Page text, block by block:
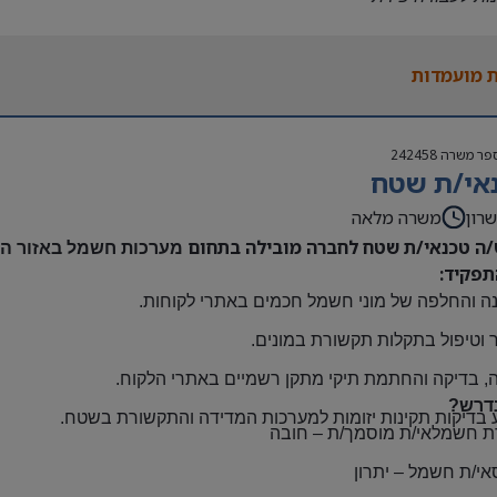
| ימים א-ה | 6:30-15:30
ובונוסים
חברה מהיום הראשון
חדרה
מועמדות
משרה242458
ת שטח
משרה מלאה
ה טכנאי/ת שטח לחברה מובילה בתחום מערכות חשמל באזור
והחלפה של מוני חשמל חכמים באתרי לקוחות.
וטיפול בתקלות תקשורת במונים.
בדיקה והחתמת תיקי מתקן רשמיים באתרי הלקוח.
בדיקות תקינות יזומות למערכות המדידה והתקשורת בשטח.
חשמלאי/ת מוסמך/ת – חובה
ת חשמל – יתרון